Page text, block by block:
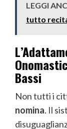
LEGGI
tutto
Bassi
Non tutti i
nomina. Il